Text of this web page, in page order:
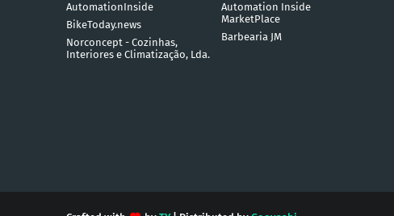
AutomationInside
Automation Inside
MarketPlace
BikeToday.news
Barbearia JM
Norconcept - Cozinhas,
Interiores e Climatização, Lda.